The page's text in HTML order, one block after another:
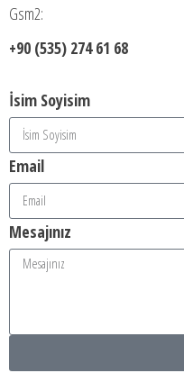
Gsm2:
+90 (535) 274 61 68
İsim Soyisim
Email
Mesajınız